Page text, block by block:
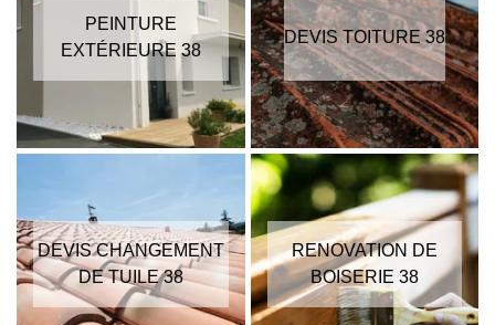
PEINTURE
EXTÉRIEURE 38
DEVIS TOITURE 38
DEVIS CHANGEMENT
DE TUILE 38
RENOVATION DE
BOISERIE 38